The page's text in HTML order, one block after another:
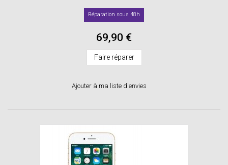
Réparation sous 48h
69,90 €
Faire réparer
Ajouter à ma liste d'envies